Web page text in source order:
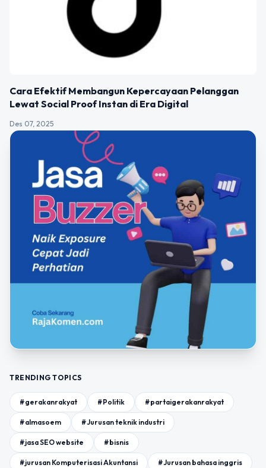
Cara Efektif Membangun Kepercayaan Pelanggan
Lewat Social Proof Instan di Era Digital
Des 07, 2025
TRENDING TOPICS
#gerakanrakyat #Politik #partaigerakanrakyat
#almasoem #Jurusan teknik industri
#jasa SEO website #bisnis
#jurusan Komputerisasi Akuntansi #Jurusan bahasa inggris